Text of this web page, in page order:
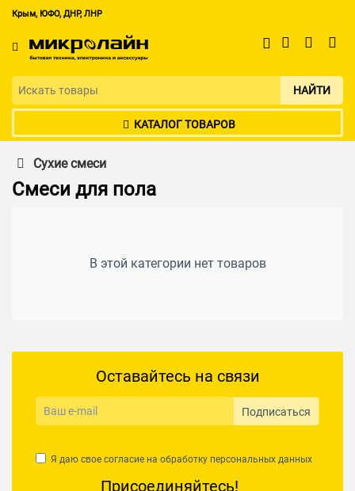
Крым, ЮФО, ДНР, ЛНР
НАЙТИ
КАТАЛОГ ТОВАРОВ
Сухие смеси
Смеси для пола
В этой категории нет товаров
Оставайтесь на связи
Подписаться
Я даю свое согласие на обработку персональных данных
Присоединяйтесь!